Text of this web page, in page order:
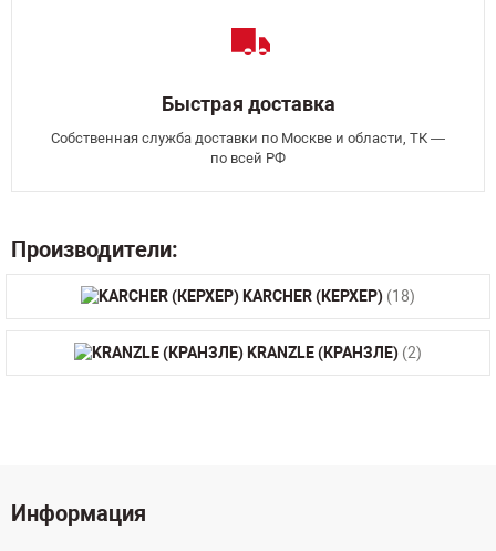
Быстрая доставка
Собственная служба доставки по Москве и области, ТК —
по всей РФ
Производители:
KARCHER (КЕРХЕР) (18)
KRANZLE (КРАНЗЛЕ) (2)
Информация